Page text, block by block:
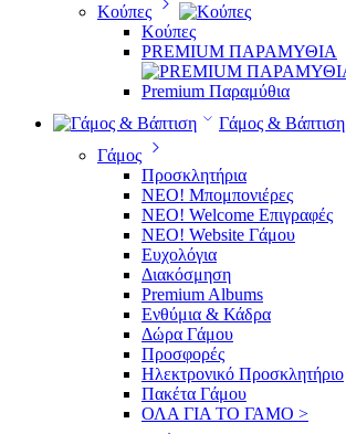
Κούπες
Κούπες
PREMIUM ΠΑΡΑΜΥΘΙΑ
Premium Παραμύθια
Γάμος & Βάπτιση
Γάμος
Προσκλητήρια
ΝΕΟ! Μπομπονιέρες
NEO! Welcome Επιγραφές
ΝΕΟ! Website Γάμου
Ευχολόγια
Διακόσμηση
Premium Albums
Ενθύμια & Κάδρα
Δώρα Γάμου
Προσφορές
Ηλεκτρονικό Προσκλητήριο
Πακέτα Γάμου
ΟΛΑ ΓΙΑ ΤΟ ΓΑΜΟ >